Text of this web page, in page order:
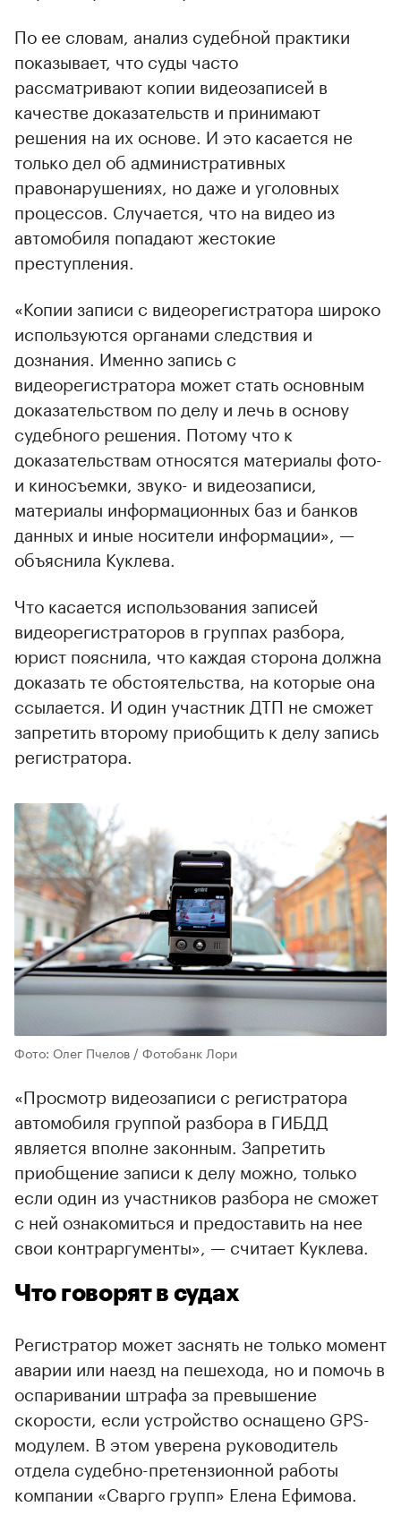
По ее словам, анализ судебной практики
показывает, что суды часто
рассматривают копии видеозаписей в
качестве доказательств и принимают
решения на их основе. И это касается не
только дел об административных
правонарушениях, но даже и уголовных
процессов. Случается, что на видео из
автомобиля попадают жестокие
преступления.
«Копии записи с видеорегистратора широко
используются органами следствия и
дознания. Именно запись с
видеорегистратора может стать основным
доказательством по делу и лечь в основу
судебного решения. Потому что к
доказательствам относятся материалы фото-
и киносъемки, звуко- и видеозаписи,
материалы информационных баз и банков
данных и иные носители информации», —
объяснила Куклева.
Что касается использования записей
видеорегистраторов в группах разбора,
юрист пояснила, что каждая сторона должна
доказать те обстоятельства, на которые она
ссылается. И один участник ДТП не сможет
запретить второму приобщить к делу запись
регистратора.
Фото: Олег Пчелов / Фотобанк Лори
«Просмотр видеозаписи с регистратора
автомобиля группой разбора в ГИБДД
является вполне законным. Запретить
приобщение записи к делу можно, только
если один из участников разбора не сможет
с ней ознакомиться и предоставить на нее
свои контраргументы», — считает Куклева.
Что говорят в судах
Регистратор может заснять не только момент
аварии или наезд на пешехода, но и помочь в
оспаривании штрафа за превышение
скорости, если устройство оснащено GPS-
модулем. В этом уверена руководитель
отдела судебно-претензионной работы
компании «Сварго групп» Елена Ефимова.